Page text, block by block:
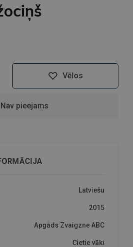
Vēlos
Nav pieejams
Latviešu
2015
Apgāds Zvaigzne ABC
Cietie vāki